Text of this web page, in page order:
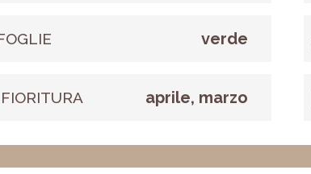
verde
aprile, marzo